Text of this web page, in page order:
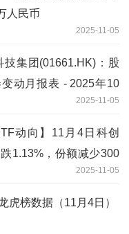
人民币
2025-11-05
集团(01661.HK)：股
动月报表 - 2025年10
2025-11-05
动向】11月4日科创
1.13%，份额减少300
2025-11-05
虎榜数据（11月4日）